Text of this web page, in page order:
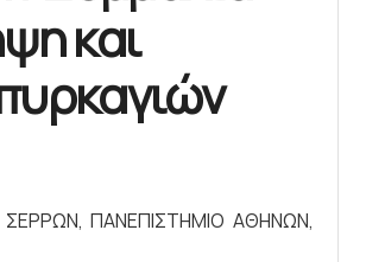
και
ΠΑΝΕΠΙΣΤΗΜΙΟ ΑΘΗΝΩΝ,